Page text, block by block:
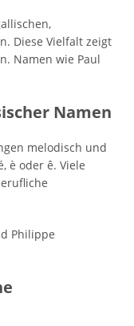
Diese Vielfalt zeigt
Namen wie Paul
Namen
melodisch und
è oder ê. Viele
Philippe